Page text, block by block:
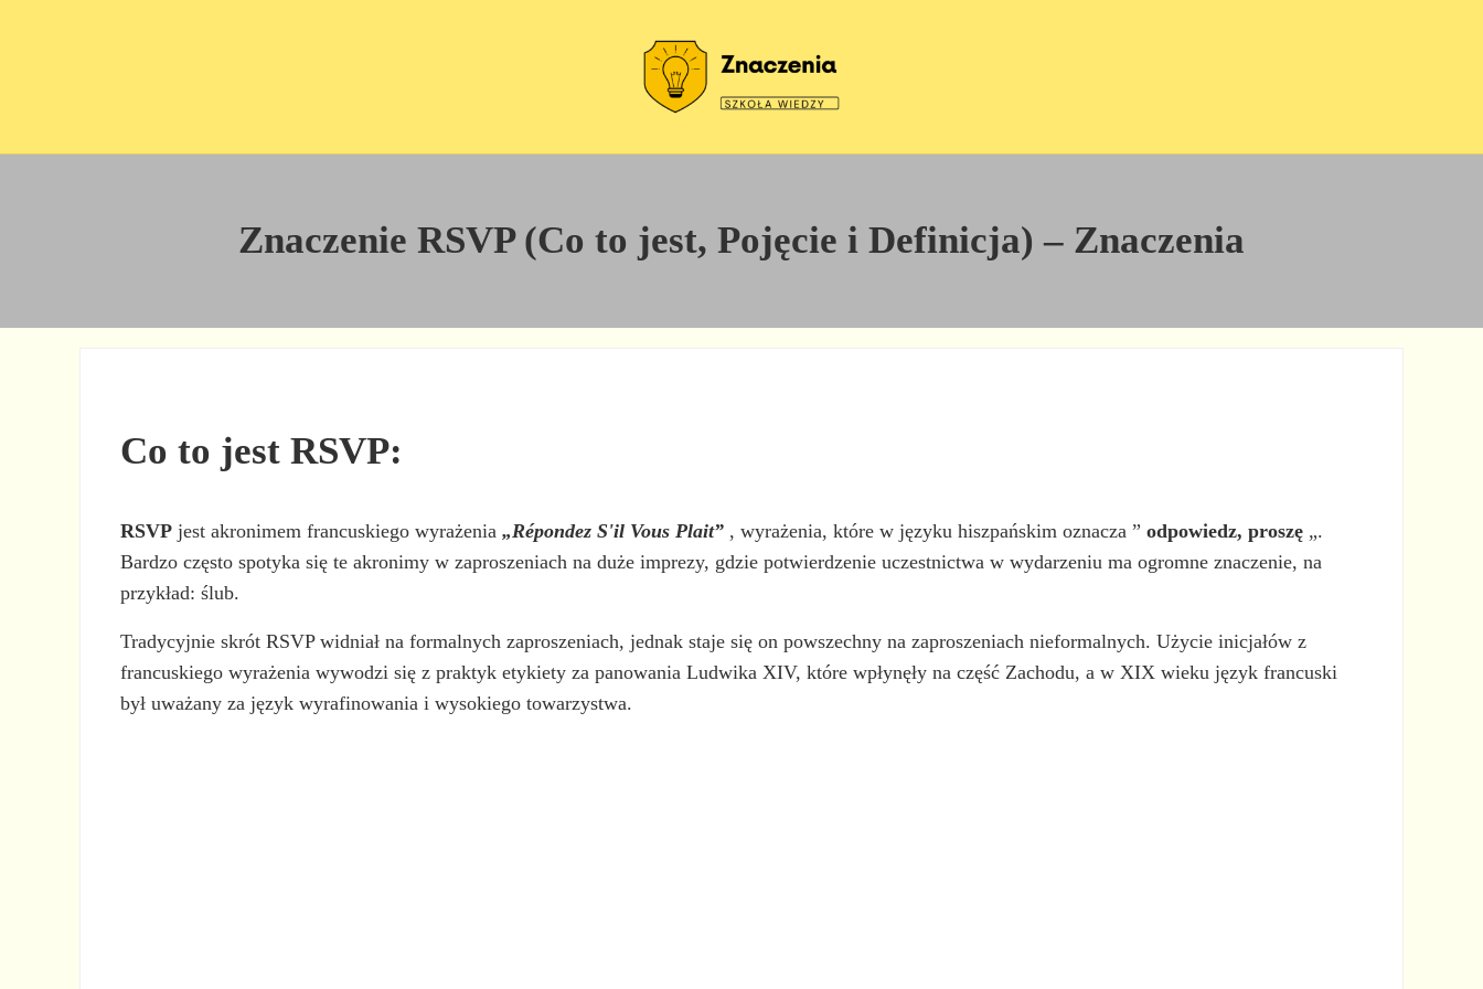
Znaczenie RSVP (Co to jest, Pojęcie i Definicja) – Znaczenia
Co to jest RSVP:
RSVP jest akronimem francuskiego wyrażenia„Répondez S'il Vous Plait” , wyrażenia, które w języku hiszpańskim oznacza ”odpowiedz, proszę „.
Bardzo często spotyka się te akronimy w zaproszeniach na duże imprezy, gdzie potwierdzenie uczestnictwa w wydarzeniu ma ogromne znaczenie, na
przykład: ślub.
Tradycyjnie skrót RSVP widniał na formalnych zaproszeniach, jednak staje się on powszechny na zaproszeniach nieformalnych. Użycie inicjałów z
francuskiego wyrażenia wywodzi się z praktyk etykiety za panowania Ludwika XIV, które wpłynęły na część Zachodu, a w XIX wieku język francuski
był uważany za język wyrafinowania i wysokiego towarzystwa.